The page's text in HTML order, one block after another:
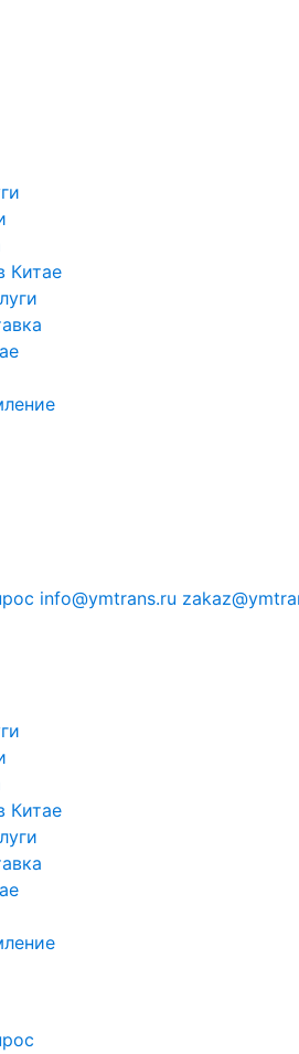
Китае
info@ymtrans.ru
Китае